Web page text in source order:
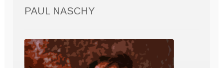
PAUL NASCHY